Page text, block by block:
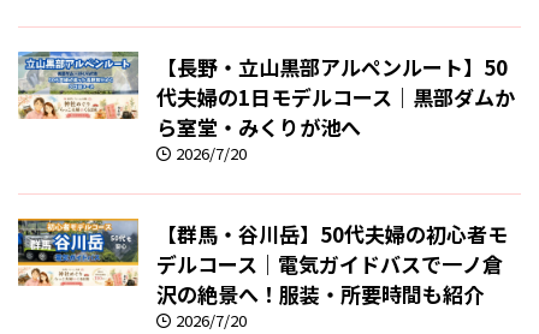
【長野・立山黒部アルペンルート】50
代夫婦の1日モデルコース｜黒部ダムか
ら室堂・みくりが池へ
2026/7/20
【群馬・谷川岳】50代夫婦の初心者モ
デルコース｜電気ガイドバスで一ノ倉
沢の絶景へ！服装・所要時間も紹介
2026/7/20